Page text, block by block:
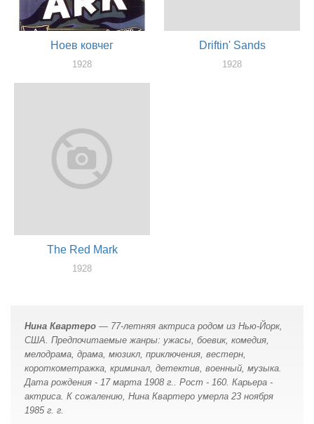
Ноев ковчег
1928
Driftin' Sands
1928
The Red Mark
1928
Нина Квартеро — 77-летняя актриса родом из Нью-Йорк,
США. Предпочитаемые жанры: ужасы, боевик, комедия,
мелодрама, драма, мюзикл, приключения, вестерн,
короткометражка, криминал, детектив, военный, музыка.
Дата рождения - 17 марта 1908 г.. Рост - 160. Карьера -
актриса. К сожалению, Нина Квартеро умерла 23 ноября
1985 г. г.